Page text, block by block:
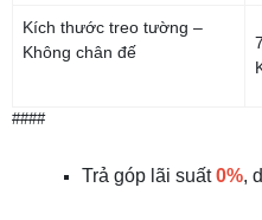
Kích thước treo tường –
Không chân đế
####
Trả góp lãi suất0%,